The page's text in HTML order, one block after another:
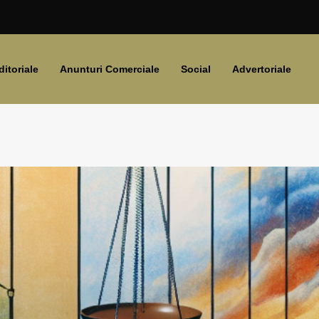
Anunturi Comerciale Social Advertoriale